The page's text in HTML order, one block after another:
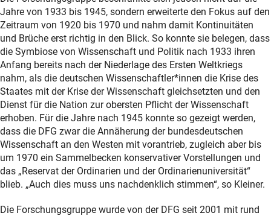
Jahre von 1933 bis 1945, sondern erweiterte den Fokus auf den
Zeitraum von 1920 bis 1970 und nahm damit Kontinuitäten
und Brüche erst richtig in den Blick. So konnte sie belegen, dass
die Symbiose von Wissenschaft und Politik nach 1933 ihren
Anfang bereits nach der Niederlage des Ersten Weltkriegs
nahm, als die deutschen Wissenschaftler*innen die Krise des
Staates mit der Krise der Wissenschaft gleichsetzten und den
Dienst für die Nation zur obersten Pflicht der Wissenschaft
erhoben. Für die Jahre nach 1945 konnte so gezeigt werden,
dass die DFG zwar die Annäherung der bundesdeutschen
Wissenschaft an den Westen mit vorantrieb, zugleich aber bis
um 1970 ein Sammelbecken konservativer Vorstellungen und
das „Reservat der Ordinarien und der Ordinarienuniversität“
blieb. „Auch dies muss uns nachdenklich stimmen“, so Kleiner.
Die Forschungsgruppe wurde von der DFG seit 2001 mit rund